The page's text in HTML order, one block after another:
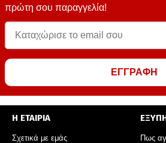
πρώτη σου παραγγελία!
ΕΓΓΡΑΦΗ
Η ΕΤΑΙΡΙΑ
Σχετικά με εμάς
Πως